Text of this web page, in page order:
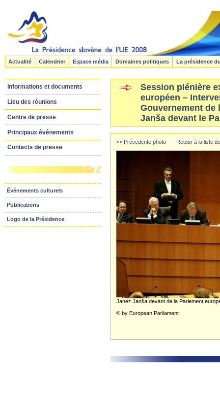
Actualité Calendrier Espace média Domaines politiques La présidence
Informations et documents
Lieu des réunions
Centre de presse
Principaux événements
Contacts de presse
Événements culturels
Publications
Logo de la Présidence
Session plénière
européen –
Gouvernement de
Janša devant le
<< Précedente photo Retour à la liste
Janez Janša devant de la Parlement
© by European Parliament